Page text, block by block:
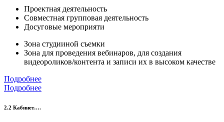
Проектная деятельность
Совместная групповая деятельность
Досуговые мероприяти
Зона студииной съемки
Зона для проведения вебинаров, для создания
видеороликов/контента и записи их в высоком качестве
Подробнее
Подробнее
2.2 Кабинет….